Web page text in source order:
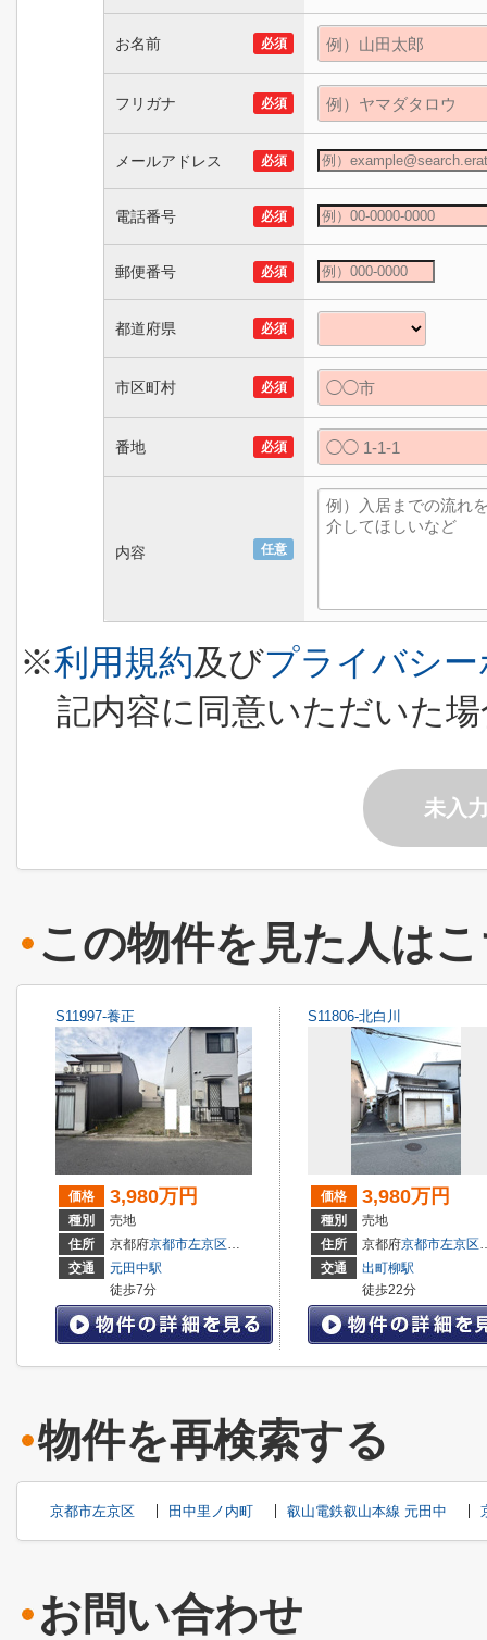
お名前 必須
フリガナ 必須
メールアドレス 必須
電話番号 必須
郵便番号 必須
都道府県 必須
市区町村 必須
番地 必須
内容 任意
※利用規約及びプライバシ
記内容に同意いただいた
未入
この物件を見た人は
S11997-養正
価格 3,980万円
種別
売地
住所
京都府京都市左京区田中飛鳥井町
交通
元田中駅
徒歩7分
S11806-北白川
価格 3,980万円
種別
売地
住所
京都府京都市左京区
交通
出町柳駅
徒歩22分
物件を再検索する
京都市左京区 田中里ノ内町 叡山電鉄叡山本線 元田中
お問い合わせ